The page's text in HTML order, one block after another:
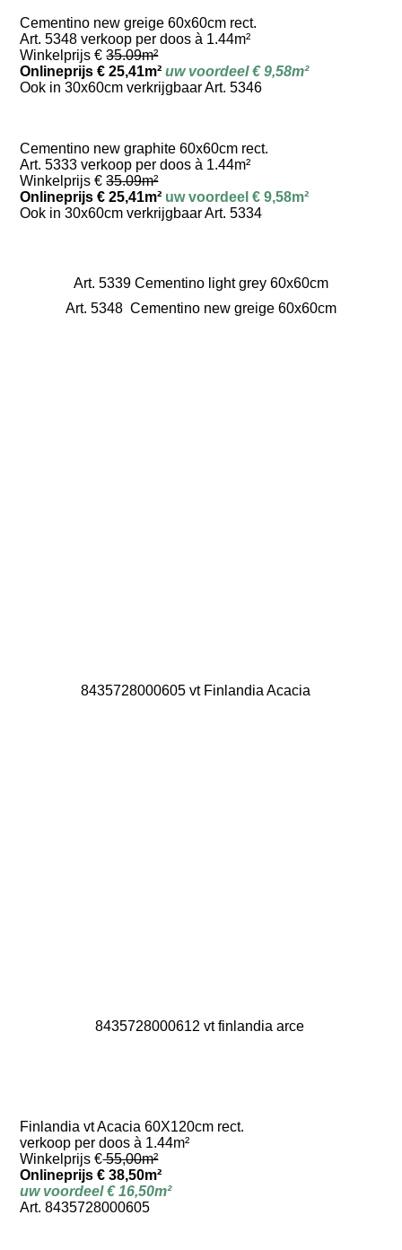
Cementino new greige 60x60cm rect.
Art. 5348 verkoop per doos à 1.44m²
Winkelprijs €35.09m²
Onlineprijs € 25,41m² uw voordeel € 9,58m²
Ook in 30x60cm verkrijgbaar Art. 5346
Cementino new graphite 60x60cm rect.
Art. 5333 verkoop per doos à 1.44m²
Winkelprijs €35.09m²
Onlineprijs € 25,41m² uw voordeel € 9,58m²
Ook in 30x60cm verkrijgbaar Art. 5334
Art. 5339 Cementino light grey 60x60cm
Art. 5348 Cementino new greige 60x60cm
8435728000605 vt Finlandia Acacia
8435728000612 vt finlandia arce
Finlandia vt Acacia 60X120cm rect.
verkoop per doos à 1.44m²
Winkelprijs €55,00m²
Onlineprijs € 38,50m²
uw voordeel € 16,50m²
Art. 8435728000605